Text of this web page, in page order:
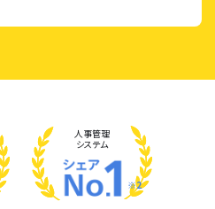
人事管理
システム
※2